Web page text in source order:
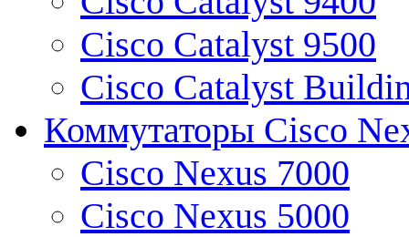
Cisco Catalyst 9500
Cisco Catalyst
Коммутаторы Cisco
Cisco Nexus 7000
Cisco Nexus 5000